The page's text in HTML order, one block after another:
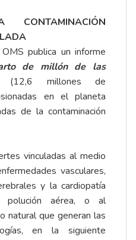
publica un informe
de millón de las
millones de
en el planeta
de la contaminación
vinculadas al medio
vasculares,
y la cardiopatía
polución aérea, o al
natural que generan las
en la siguiente